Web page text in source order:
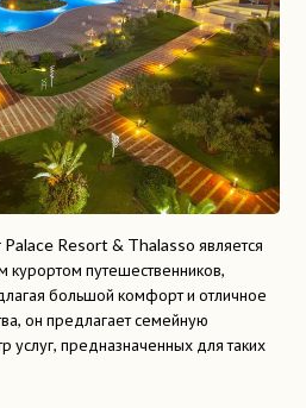
Palace Resort & Thalasso является
курортом путешественников,
большой комфорт и отличное
он предлагает семейную
услуг, предназначенных для таких